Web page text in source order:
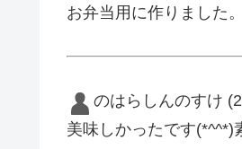
お弁当用に作りました
のはらしんのすけ
美味しかったです(*^^*)